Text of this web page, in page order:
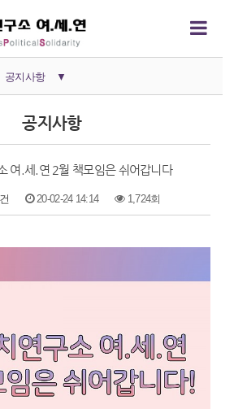
공지사항 ▼
식
공지사항
여.세.연 2월 책모임은 쉬어갑니다
20-02-24 14:14 1,724회